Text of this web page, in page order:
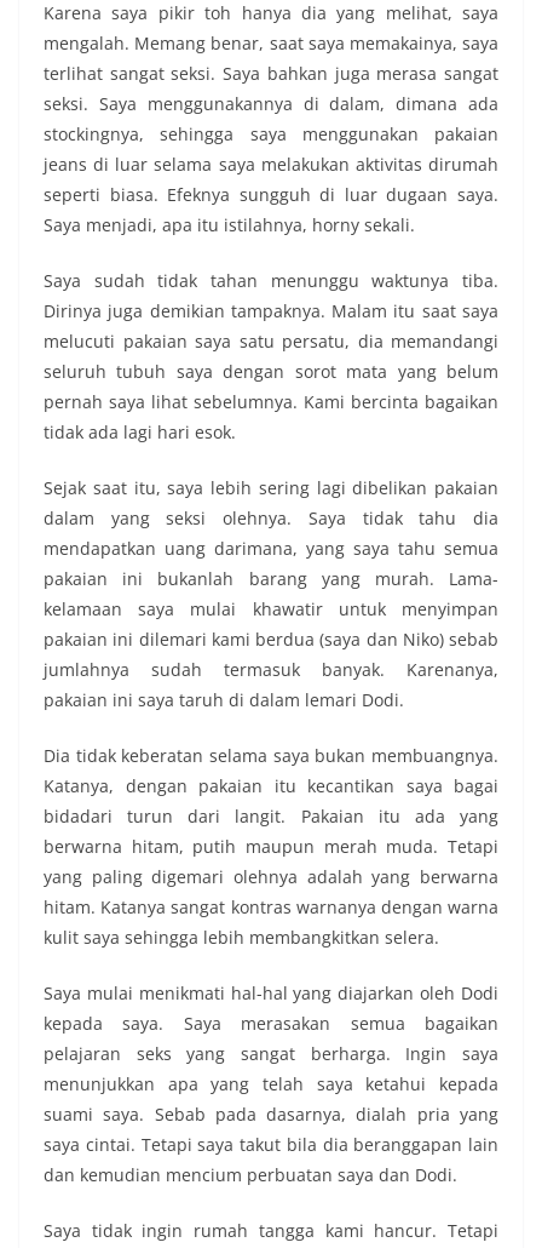
Karena saya pikir toh hanya dia yang melihat, saya
mengalah. Memang benar, saat saya memakainya, saya
terlihat sangat seksi. Saya bahkan juga merasa sangat
seksi. Saya menggunakannya di dalam, dimana ada
stockingnya, sehingga saya menggunakan pakaian
jeans di luar selama saya melakukan aktivitas dirumah
seperti biasa. Efeknya sungguh di luar dugaan saya.
Saya menjadi, apa itu istilahnya, horny sekali.
Saya sudah tidak tahan menunggu waktunya tiba.
Dirinya juga demikian tampaknya. Malam itu saat saya
melucuti pakaian saya satu persatu, dia memandangi
seluruh tubuh saya dengan sorot mata yang belum
pernah saya lihat sebelumnya. Kami bercinta bagaikan
tidak ada lagi hari esok.
Sejak saat itu, saya lebih sering lagi dibelikan pakaian
dalam yang seksi olehnya. Saya tidak tahu dia
mendapatkan uang darimana, yang saya tahu semua
pakaian ini bukanlah barang yang murah. Lama-
kelamaan saya mulai khawatir untuk menyimpan
pakaian ini dilemari kami berdua (saya dan Niko) sebab
jumlahnya sudah termasuk banyak. Karenanya,
pakaian ini saya taruh di dalam lemari Dodi.
Dia tidak keberatan selama saya bukan membuangnya.
Katanya, dengan pakaian itu kecantikan saya bagai
bidadari turun dari langit. Pakaian itu ada yang
berwarna hitam, putih maupun merah muda. Tetapi
yang paling digemari olehnya adalah yang berwarna
hitam. Katanya sangat kontras warnanya dengan warna
kulit saya sehingga lebih membangkitkan selera.
Saya mulai menikmati hal-hal yang diajarkan oleh Dodi
kepada saya. Saya merasakan semua bagaikan
pelajaran seks yang sangat berharga. Ingin saya
menunjukkan apa yang telah saya ketahui kepada
suami saya. Sebab pada dasarnya, dialah pria yang
saya cintai. Tetapi saya takut bila dia beranggapan lain
dan kemudian mencium perbuatan saya dan Dodi.
Saya tidak ingin rumah tangga kami hancur. Tetapi